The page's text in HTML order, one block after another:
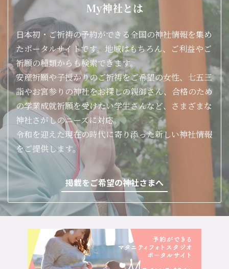
My神社とは
日本初・ご祈祷の予約ができる全国の神社情報を集め
たポータルサイトです。地域はもちろん、ご利益やご
祈願の種類からも検索できます。
安産祈願や子授かりのご祈祷をご希望の女性、七五三
詣やお宮参りの神社をお探しの親御さん、合格のため
の学業成就祈願を受けたい学生さんなど、さまざまな
神社さがしのニーズに対応。
令和を迎えた現在の時代に寄り添った新しい神社情報
をご提供します。
掲載をご希望の神社さまへ